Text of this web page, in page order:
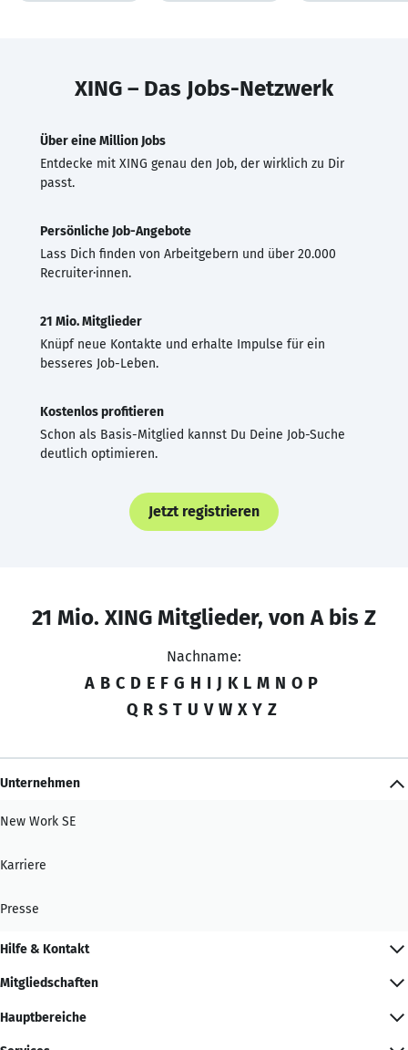
XING – Das Jobs-Netzwerk
Über eine Million Jobs
Entdecke mit XING genau den Job, der wirklich zu Dir
passt.
Persönliche Job-Angebote
Lass Dich finden von Arbeitgebern und über 20.000
Recruiter·innen.
21 Mio. Mitglieder
Knüpf neue Kontakte und erhalte Impulse für ein
besseres Job-Leben.
Kostenlos profitieren
Schon als Basis-Mitglied kannst Du Deine Job-Suche
deutlich optimieren.
Jetzt registrieren
21 Mio. XING Mitglieder, von A bis Z
Nachname:
A B C D E F G H I J K L M N O P
Q R S T U V W X Y Z
Unternehmen
New Work SE
Karriere
Presse
Hilfe & Kontakt
Mitgliedschaften
Hauptbereiche